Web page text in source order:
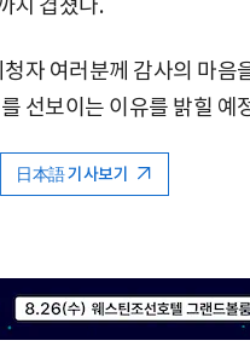
자 여러분께 감사의 마음
선보이는 이유를 밝힐 예
日本語 기사보기